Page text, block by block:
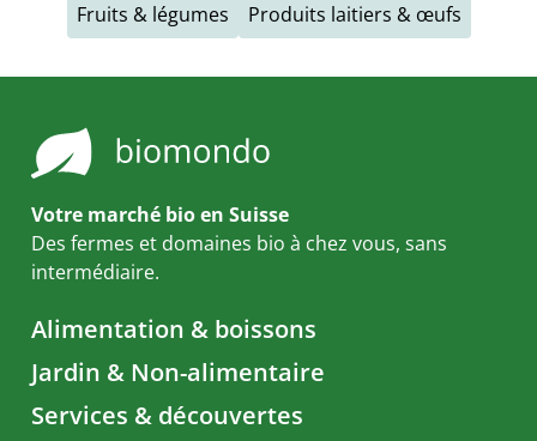
Fruits & légumes
Produits laitiers & œufs
Votre marché bio en Suisse
Des fermes et domaines bio à chez vous, sans
intermédiaire.
Alimentation & boissons
Jardin & Non-alimentaire
Services & découvertes